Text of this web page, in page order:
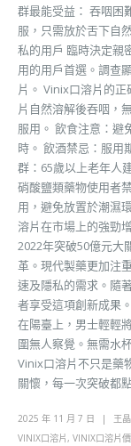
群最能受益： 吞咽困
服，只需放於舌下自
私的用戶 臨時決定親
用的用戶首選。調查
片。 Vinix口溶片的
片自然溶解後吞咽，
服用。 飲食注意：避
時。 飲酒禁忌：服用
群：65歲以上老年人
硝酸鹽類藥物使用者
用，避免放置於潮濕
溶片在市場上的強勁
2022年突破50億元大
革。現代製藥更加注
速及隱私的需求。隨
者享受這項創新成果
在陽臺上，男士輕輕
圍無人察覺。無需水
Vinix口溶片不只是藥
關懷，每一次突破都
2025 年 11 月 7 日 王晶
VINIX口溶片, VINIX口溶片